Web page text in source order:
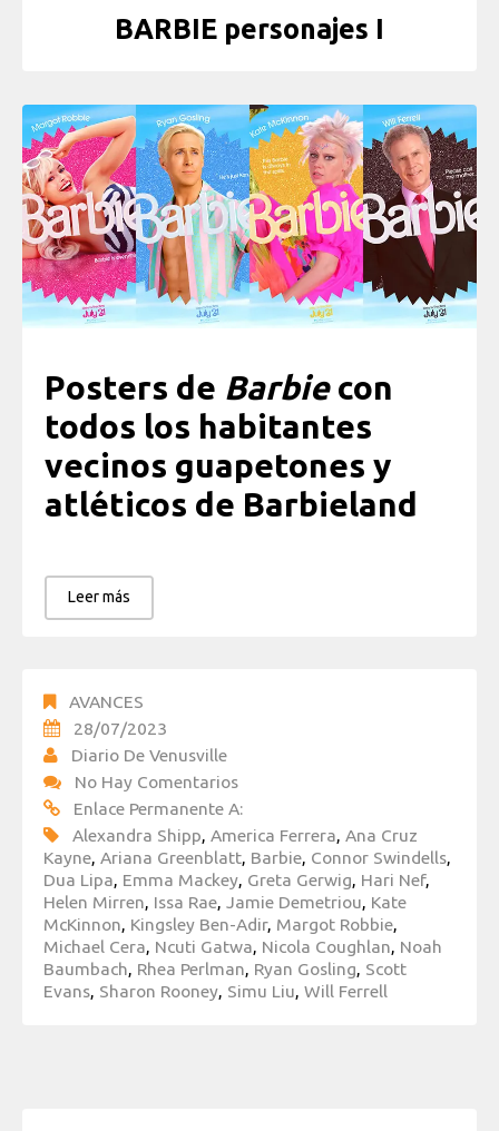
BARBIE personajes I
Posters de Barbiecon
todos los habitantes
vecinos guapetones y
atléticos de Barbieland
Leer más
AVANCES
28/07/2023
Diario De Venusville
No Hay Comentarios
Enlace Permanente A:
Alexandra Shipp, America Ferrera, Ana Cruz
Kayne, Ariana Greenblatt, Barbie, Connor Swindells,
Dua Lipa, Emma Mackey, Greta Gerwig, Hari Nef,
Helen Mirren, Issa Rae, Jamie Demetriou, Kate
McKinnon, Kingsley Ben-Adir, Margot Robbie,
Michael Cera, Ncuti Gatwa, Nicola Coughlan, Noah
Baumbach, Rhea Perlman, Ryan Gosling, Scott
Evans, Sharon Rooney, Simu Liu, Will Ferrell